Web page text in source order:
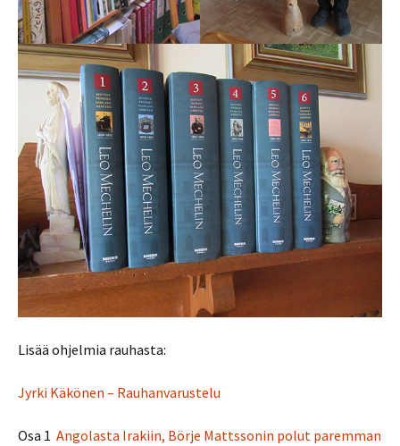
Lisää ohjelmia rauhasta:
Jyrki Käkönen – Rauhanvarustelu
Osa 1 Angolasta Irakiin, Börje Mattssonin polut paremman